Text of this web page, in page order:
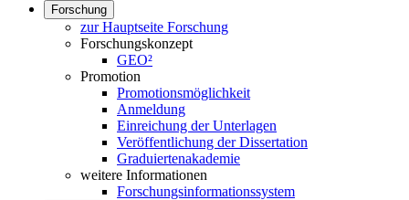
Forschung
zur Hauptseite Forschung
Forschungskonzept
GEO²
Promotion
Promotionsmöglichkeit
Anmeldung
Einreichung der Unterlagen
Veröffentlichung der Dissertation
Graduiertenakademie
weitere Informationen
Forschungsinformationssystem